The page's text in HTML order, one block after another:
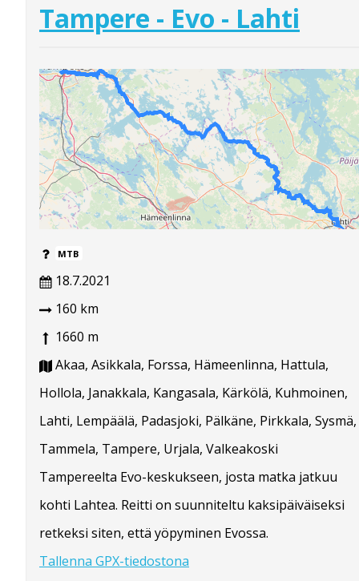
Tampere - Evo - Lahti
MTB
18.7.2021
160 km
1660 m
Akaa, Asikkala, Forssa, Hämeenlinna, Hattula,
Hollola, Janakkala, Kangasala, Kärkölä, Kuhmoinen,
Lahti, Lempäälä, Padasjoki, Pälkäne, Pirkkala, Sysmä,
Tammela, Tampere, Urjala, Valkeakoski
Tampereelta Evo-keskukseen, josta matka jatkuu
kohti Lahtea. Reitti on suunniteltu kaksipäiväiseksi
retkeksi siten, että yöpyminen Evossa.
Tallenna GPX-tiedostona